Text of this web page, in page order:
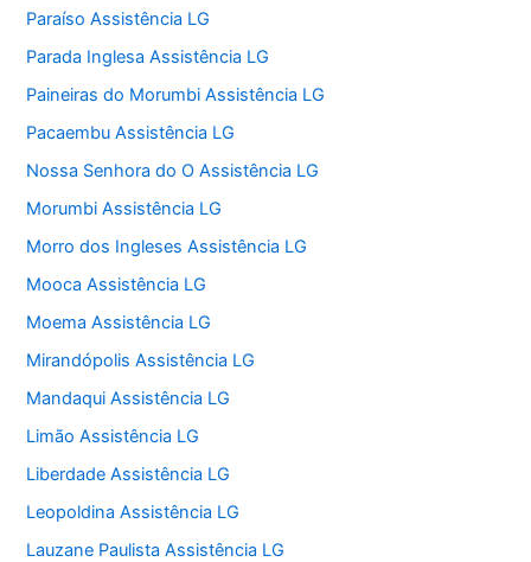
Paraíso Assistência LG
Parada Inglesa Assistência LG
Paineiras do Morumbi Assistência LG
Pacaembu Assistência LG
Nossa Senhora do O Assistência LG
Morumbi Assistência LG
Morro dos Ingleses Assistência LG
Mooca Assistência LG
Moema Assistência LG
Mirandópolis Assistência LG
Mandaqui Assistência LG
Limão Assistência LG
Liberdade Assistência LG
Leopoldina Assistência LG
Lauzane Paulista Assistência LG